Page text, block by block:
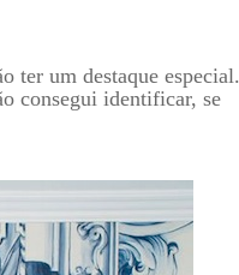
ter um destaque especial.
consegui identificar, se